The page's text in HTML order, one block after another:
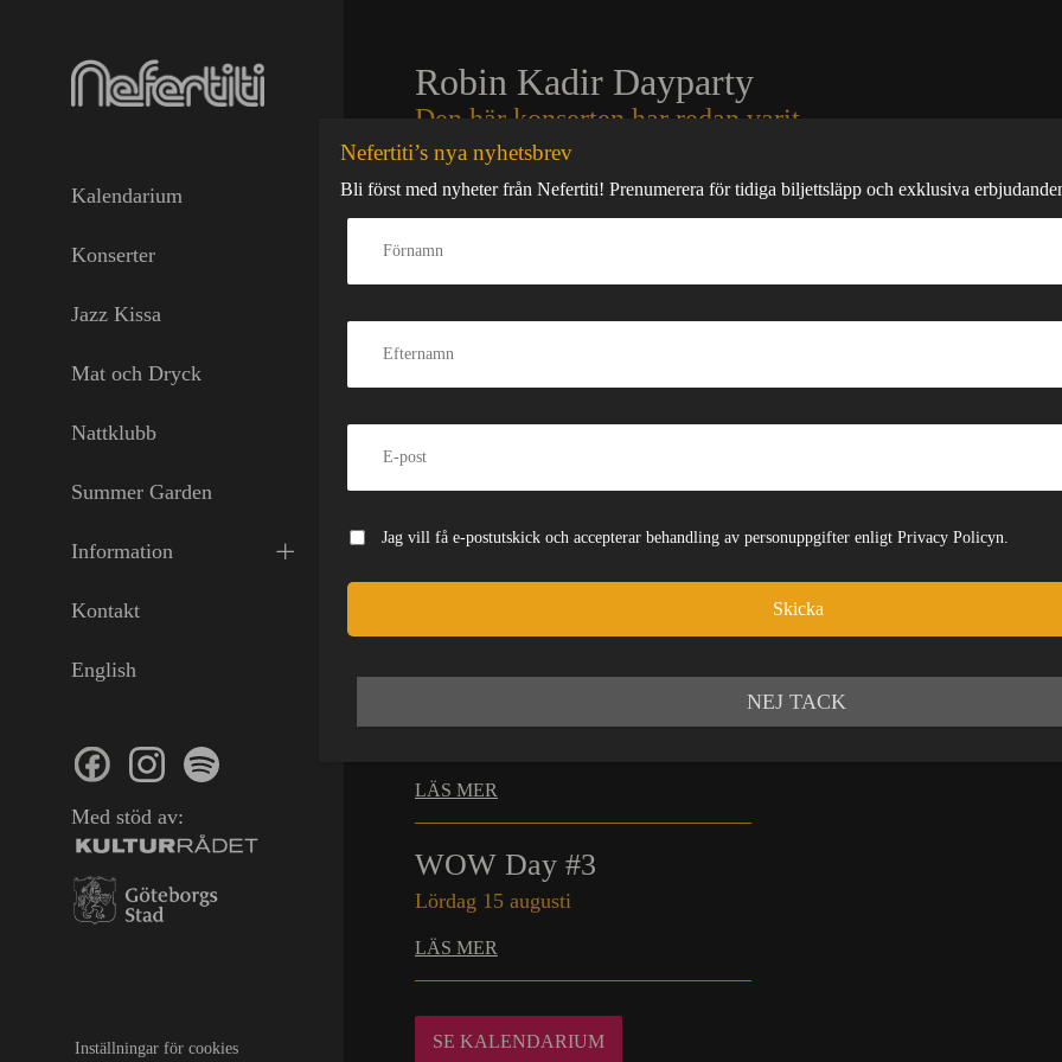
Kalendarium
Konserter
Jazz Kissa
Mat och Dryck
Nattklubb
Summer Garden
Information
Kontakt
English
Med stöd av:
Inställningar för cookies
Robin Kadir Dayparty
Den här konserten har redan varit
Göteborg.
tillbaka i Göteborg för sin enda spelning i sommar. Det väntas drömväder
Åldersgräns: 21+ Dresscode: Summervibe. Inga huvudbonader, axelrems-
dresscode blir man nekad entré trots biljett.
Liknande Evenemang
Sesh x Nefertiti – Dagsfest
Lördag 15 augusti
LÄS MER
LÄS MER
WOW Day #3
Lördag 15 augusti
LÄS MER
SE KALENDARIUM
Nefertiti’s nya nyhetsbrev
Bli först med nyheter från Nefertiti! Prenumerera för tidiga biljettsläpp och exklusiva
Jag vill få e-postutskick och accepterar behandling av personuppgifter enligt Privacy Policyn.
Skicka
NEJ TACK